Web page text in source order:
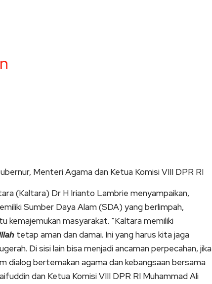
Menteri Agama dan Ketua Komisi VIII DPR RI
(Kaltara) Dr H Irianto Lambrie menyampaikan,
Sumber Daya Alam (SDA) yang berlimpah,
kemajemukan masyarakat. “Kaltara memiliki
tetap aman dan damai. Ini yang harus kita jaga
Di sisi lain bisa menjadi ancaman perpecahan, jika
dialog bertemakan agama dan kebangsaan bersama
dan Ketua Komisi VIII DPR RI Muhammad Ali